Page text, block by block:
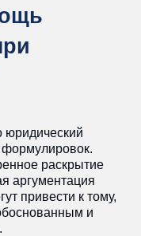
юридический
раскрытие
аргументация
привести к тому,
и